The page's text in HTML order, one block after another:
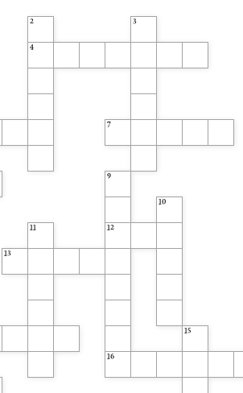
2
3
4
7
9
10
11
12
13
15
16